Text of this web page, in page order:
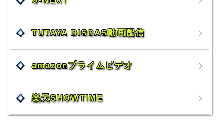
TUTAYA DISCAS動画配信
amazonプライムビデオ
楽天SHOWTIME